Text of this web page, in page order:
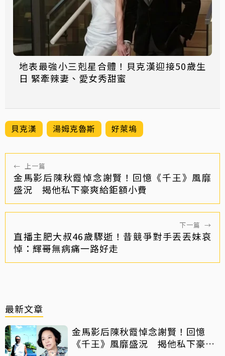
地表最強小三剋星合體！貝克漢迎接50歲生
日 緊牽辣妻、愛女秀甜蜜
貝克漢 湯姆克魯斯 好萊塢
← 上一篇
金馬影后陳秋霞悼念謝賢！回憶《千王》風靡
盛況 揭他私下豪爽給鉅額小費
下一篇 →
直播主肥大叔46歲驟逝！昔競爭對手丟丟妹哀
悼：輝哥無病痛一路好走
最新文章
金馬影后陳秋霞悼念謝賢！回憶
《千王》風靡盛況 揭他私下豪爽